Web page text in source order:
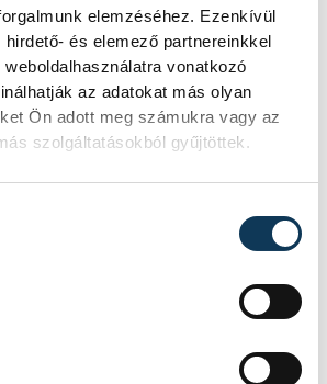
elemzéséhez. Ezenkívül
és elemező partnereinkkel
vonatkozó
az adatokat más olyan
Ön adott meg számukra vagy az
szolgáltatásokból gyűjtöttek.
a